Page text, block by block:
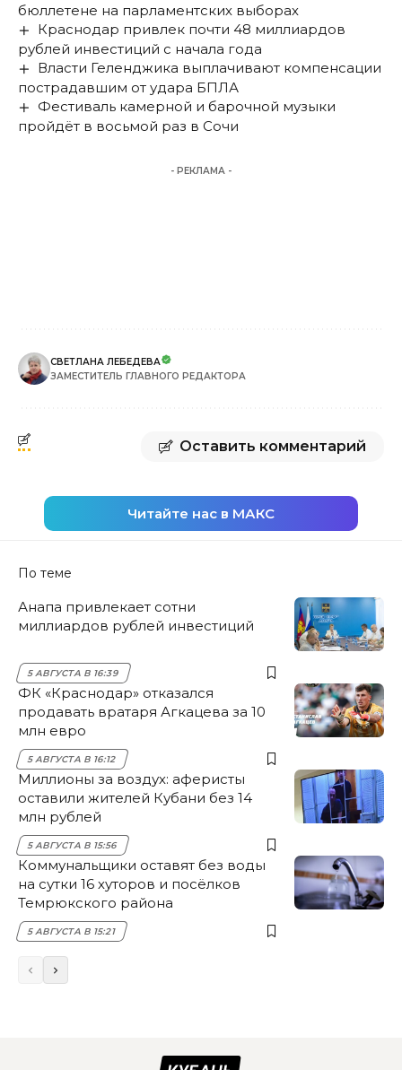
бюллетене на парламентских выборах
Краснодар привлек почти 48 миллиардов
рублей инвестиций с начала года
Власти Геленджика выплачивают компенсации
пострадавшим от удара БПЛА
Фестиваль камерной и барочной музыки
пройдёт в восьмой раз в Сочи
- РЕКЛАМА -
СВЕТЛАНА ЛЕБЕДЕВА
ЗАМЕСТИТЕЛЬ ГЛАВНОГО РЕДАКТОРА
Оставить комментарий
Читайте нас в МАКС
По теме
Анапа привлекает сотни
миллиардов рублей инвестиций
5 АВГУСТА В 16:39
ФК «Краснодар» отказался
продавать вратаря Агкацева за 10
млн евро
5 АВГУСТА В 16:12
Миллионы за воздух: аферисты
оставили жителей Кубани без 14
млн рублей
5 АВГУСТА В 15:56
Коммунальщики оставят без воды
на сутки 16 хуторов и посёлков
Темрюкского района
5 АВГУСТА В 15:21